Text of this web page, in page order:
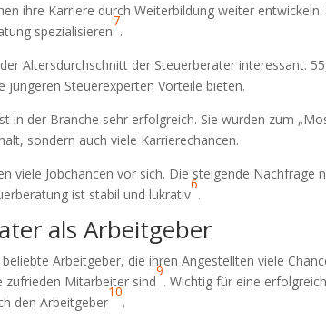
ihre Karriere durch Weiterbildung weiter
spezialisieren
7
.
Altersdurchschnitt der Steuerberater interessant.
jüngeren Steuerexperten Vorteile bieten.
in der Branche sehr erfolgreich. Sie wurden zum
sondern auch viele Karrierechancen.
viele Jobchancen vor sich. Die steigende
ist stabil und lukrativ
6
.
als Arbeitgeber
Arbeitgeber, die ihren Angestellten viele
zufrieden Mitarbeiter sind
9
. Wichtig für eine
den Arbeitgeber
10
.